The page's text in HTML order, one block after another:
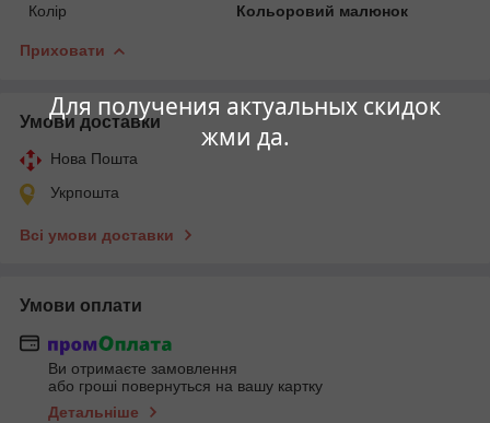
Для получения актуальных скидок
жми да.
Колір
Кольоровий малюнок
Приховати
Умови доставки
Нова Пошта
Укрпошта
Всі умови доставки
Умови оплати
Ви отримаєте замовлення
або гроші повернуться на вашу картку
Детальніше